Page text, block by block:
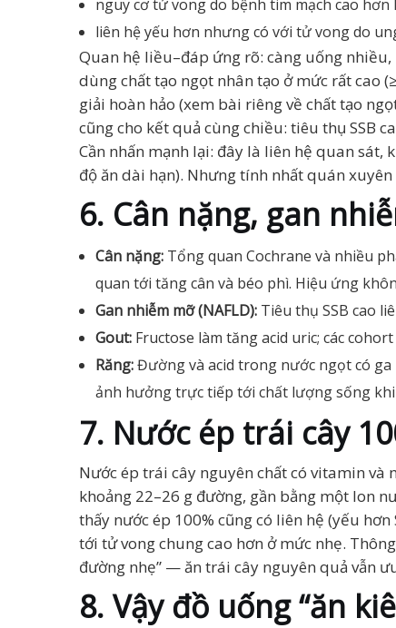
nguy cơ tử vong do bệnh tim mạch cao hơn
liên hệ yếu hơn nhưng có với tử vong do
Quan hệ liều–đáp ứng rõ: càng uống
dùng chất tạo ngọt nhân tạo ở mức rất cao
giải hoàn hảo (xem bài riêng về chất tạo
cũng cho kết quả cùng chiều: tiêu thụ SSB
Cần nhấn mạnh lại: đây là liên hệ quan
độ ăn dài hạn). Nhưng tính nhất quán
6. Cân nặng, gan
Cân nặng: Tổng quan Cochrane và nhiều
quan tới tăng cân và béo phì. Hiệu ứng
Gan nhiễm mỡ (NAFLD): Tiêu thụ SSB cao
Gout: Fructose làm tăng acid uric; các
Răng:Đường và acid trong nước ngọt có
ảnh hưởng trực tiếp tới chất lượng sống khi
7. Nước ép trái cây
Nước ép trái cây nguyên chất có vitamin và
khoảng 22–26 g đường, gần bằng một lon
thấy nước ép 100% cũng có liên hệ (yếu
tới tử vong chung cao hơn ở mức nhẹ.
đường nhẹ” — ăn trái cây nguyên quả vẫn
8. Vậy đồ uống “ăn